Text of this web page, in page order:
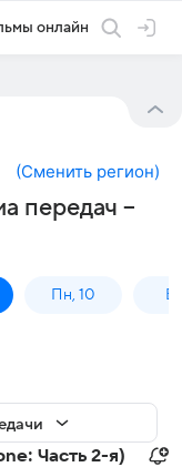
онлайн
(Сменить регион)
передач –
Пн, 10
Часть 2-я)